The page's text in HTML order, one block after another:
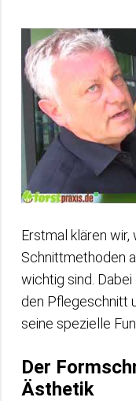
Erstmal klären
Schnittmethoden
wichtig sind.
den Pflegeschnitt
seine spezielle
Der
Ästhetik